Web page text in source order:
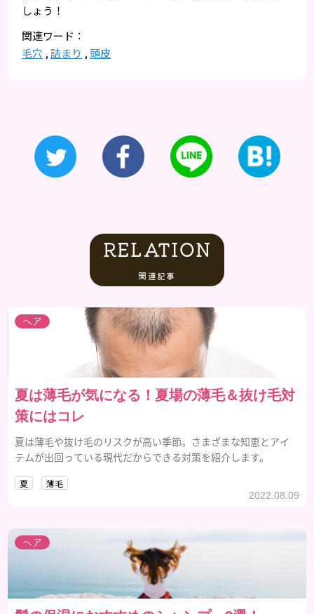
しょう！
毛穴 ,詰まり , 頭皮
RELATION
関連記事
ヘア
夏は薄毛が気になる！夏場の薄毛＆抜け毛対
策にはコレ
夏は薄毛や抜け毛のリスクが高い季節。さまざまな知恵とアイ
テムが出回っている現代だからできる対策を紹介します。
夏 薄毛
2022.08.09
ヘア